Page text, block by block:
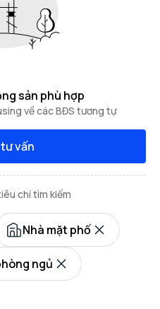
sản phù hợp
về các BĐS tương tự
vấn
chí tìm kiếm
Nhà mặt phố
ngủ